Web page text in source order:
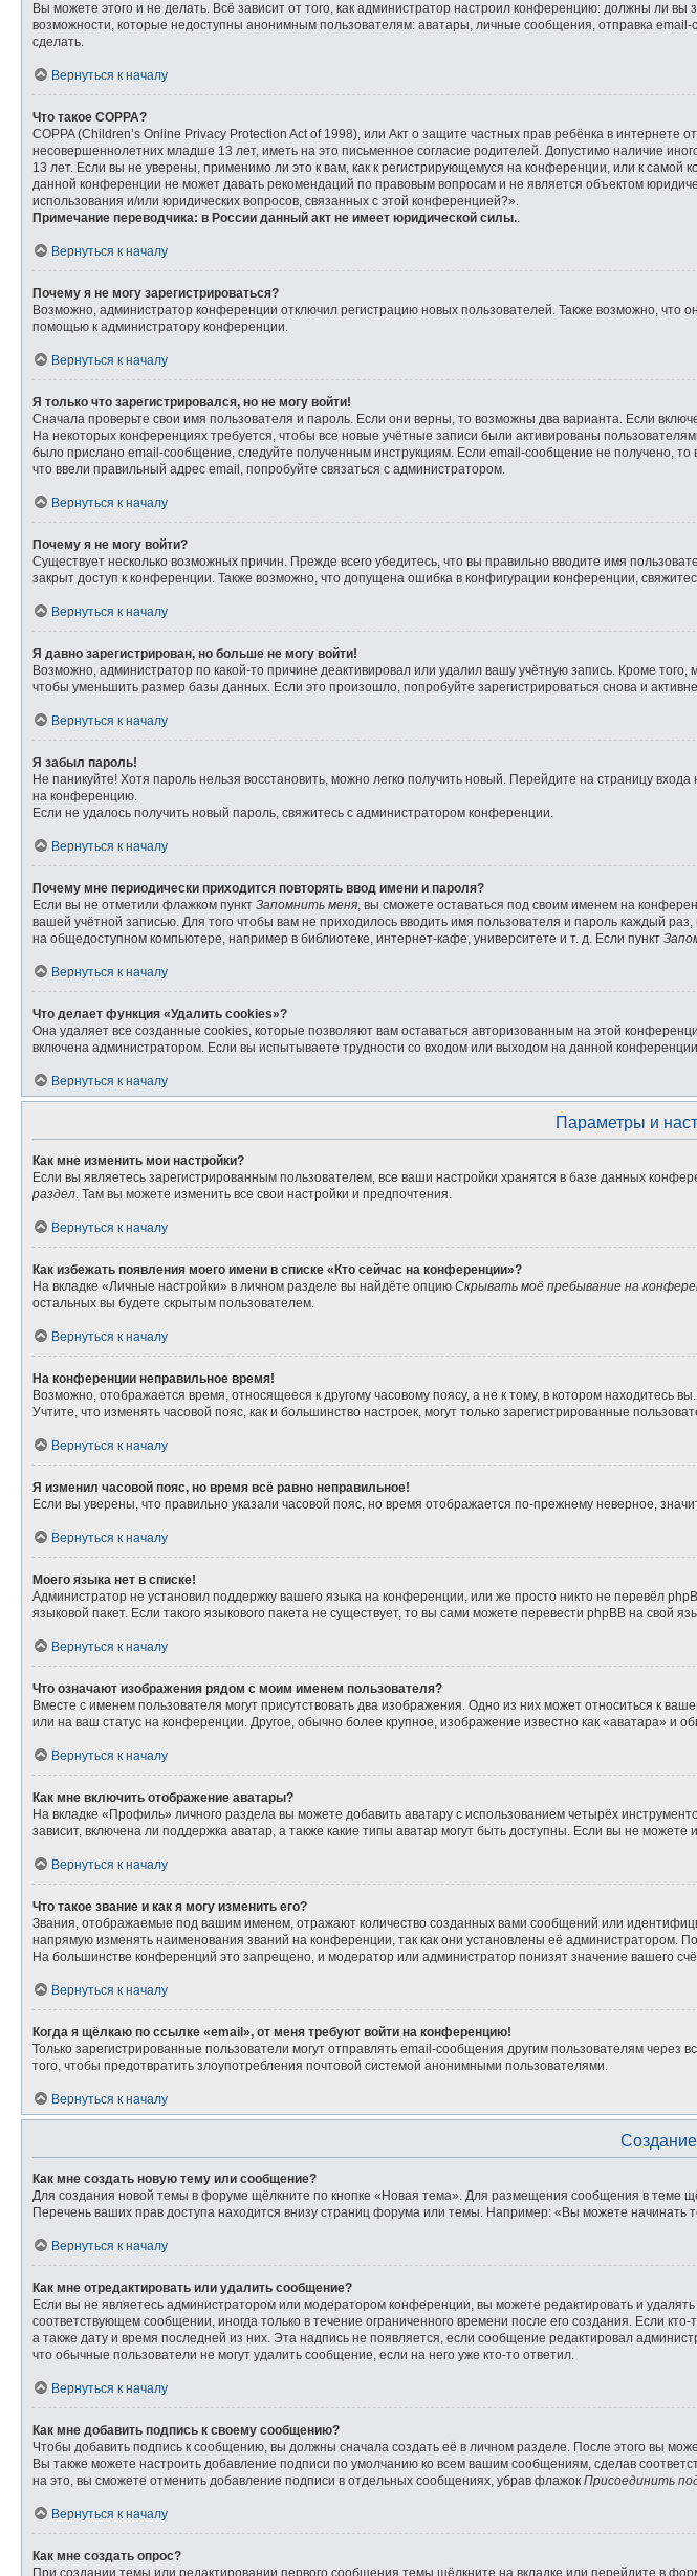
Вы можете этого и не делать. Всё зависит от того, как администратор настроил конференцию: должны ли
возможности, которые недоступны анонимным пользователям: аватары, личные сообщения, отправка email-
сделать.
Вернуться к началу
Что такое COPPA?
COPPA (Children’s Online Privacy Protection Act of 1998), или Акт о защите частных прав ребёнка в
несовершеннолетних младше 13 лет, иметь на это письменное согласие родителей. Допустимо наличие
13 лет. Если вы не уверены, применимо ли это к вам, как к регистрирующемуся на конференции, или к
данной конференции не может давать рекомендаций по правовым вопросам и не является объектом
использования и/или юридических вопросов, связанных с этой конференцией?».
Примечание переводчика: в России данный акт не имеет юридической силы..
Вернуться к началу
Почему я не могу зарегистрироваться?
Возможно, администратор конференции отключил регистрацию новых пользователей. Также возможно, что
помощью к администратору конференции.
Вернуться к началу
Я только что зарегистрировался, но не могу войти!
Сначала проверьте свои имя пользователя и пароль. Если они верны, то возможны два варианта. Если
На некоторых конференциях требуется, чтобы все новые учётные записи были активированы
было прислано email-сообщение, следуйте полученным инструкциям. Если email-сообщение не получено,
что ввели правильный адрес email, попробуйте связаться с администратором.
Вернуться к началу
Почему я не могу войти?
Существует несколько возможных причин. Прежде всего убедитесь, что вы правильно вводите имя
закрыт доступ к конференции. Также возможно, что допущена ошибка в конфигурации конференции,
Вернуться к началу
Я давно зарегистрирован, но больше не могу войти!
Возможно, администратор по какой-то причине деактивировал или удалил вашу учётную запись. Кроме
чтобы уменьшить размер базы данных. Если это произошло, попробуйте зарегистрироваться снова и
Вернуться к началу
Я забыл пароль!
Не паникуйте! Хотя пароль нельзя восстановить, можно легко получить новый. Перейдите на страницу
на конференцию.
Если не удалось получить новый пароль, свяжитесь с администратором конференции.
Вернуться к началу
Почему мне периодически приходится повторять ввод имени и пароля?
Если вы не отметили флажком пункт Запомнить меня, вы сможете оставаться под своим именем на
вашей учётной записью. Для того чтобы вам не приходилось вводить имя пользователя и пароль каждый
на общедоступном компьютере, например в библиотеке, интернет-кафе, университете и т. д. Если пункт
Вернуться к началу
Что делает функция «Удалить cookies»?
Она удаляет все созданные cookies, которые позволяют вам оставаться авторизованным на этой
включена администратором. Если вы испытываете трудности со входом или выходом на данной
Вернуться к началу
Параметры и
Как мне изменить мои настройки?
Если вы являетесь зарегистрированным пользователем, все ваши настройки хранятся в базе данных
раздел. Там вы можете изменить все свои настройки и предпочтения.
Вернуться к началу
Как избежать появления моего имени в списке «Кто сейчас на конференции»?
На вкладке «Личные настройки» в личном разделе вы найдёте опцию Скрывать моё пребывание на
остальных вы будете скрытым пользователем.
Вернуться к началу
На конференции неправильное время!
Возможно, отображается время, относящееся к другому часовому поясу, а не к тому, в котором находитесь
Учтите, что изменять часовой пояс, как и большинство настроек, могут только зарегистрированные
Вернуться к началу
Я изменил часовой пояс, но время всё равно неправильное!
Если вы уверены, что правильно указали часовой пояс, но время отображается по-прежнему неверное,
Вернуться к началу
Моего языка нет в списке!
Администратор не установил поддержку вашего языка на конференции, или же просто никто не перевёл
языковой пакет. Если такого языкового пакета не существует, то вы сами можете перевести phpBB на
Вернуться к началу
Что означают изображения рядом с моим именем пользователя?
Вместе с именем пользователя могут присутствовать два изображения. Одно из них может относиться к
или на ваш статус на конференции. Другое, обычно более крупное, изображение известно как «аватара» и
Вернуться к началу
Как мне включить отображение аватары?
На вкладке «Профиль» личного раздела вы можете добавить аватару с использованием четырёх
зависит, включена ли поддержка аватар, а также какие типы аватар могут быть доступны. Если вы не
Вернуться к началу
Что такое звание и как я могу изменить его?
Звания, отображаемые под вашим именем, отражают количество созданных вами сообщений или
напрямую изменять наименования званий на конференции, так как они установлены её
На большинстве конференций это запрещено, и модератор или администратор понизят значение вашего
Вернуться к началу
Когда я щёлкаю по ссылке «email», от меня требуют войти на конференцию!
Только зарегистрированные пользователи могут отправлять email-сообщения другим пользователям
того, чтобы предотвратить злоупотребления почтовой системой анонимными пользователями.
Вернуться к началу
Как мне создать новую тему или сообщение?
Для создания новой темы в форуме щёлкните по кнопке «Новая тема». Для размещения сообщения в теме
Перечень ваших прав доступа находится внизу страниц форума или темы. Например: «Вы можете начинать
Вернуться к началу
Как мне отредактировать или удалить сообщение?
Если вы не являетесь администратором или модератором конференции, вы можете редактировать и
соответствующем сообщении, иногда только в течение ограниченного времени после его создания. Если
а также дату и время последней из них. Эта надпись не появляется, если сообщение редактировал
что обычные пользователи не могут удалить сообщение, если на него уже кто-то ответил.
Вернуться к началу
Как мне добавить подпись к своему сообщению?
Чтобы добавить подпись к сообщению, вы должны сначала создать её в личном разделе. После этого вы
Вы также можете настроить добавление подписи по умолчанию ко всем вашим сообщениям, сделав
на это, вы сможете отменить добавление подписи в отдельных сообщениях, убрав флажок Присоединить
Вернуться к началу
Как мне создать опрос?
При создании темы или редактировании первого сообщения темы щёлкните на вкладке или перейдите в